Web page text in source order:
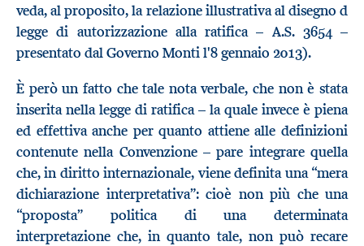
veda, al proposito, la relazione illustrativa al disegno d
legge di autorizzazione alla ratifica – A.S. 3654 –
presentato dal Governo Monti l'8 gennaio 2013).
È però un fatto che tale nota verbale, che non è stata
inserita nella legge di ratifica – la quale invece è piena
ed effettiva anche per quanto attiene alle definizioni
contenute nella Convenzione – pare integrare quella
che, in diritto internazionale, viene definita una “mera
dichiarazione interpretativa”: cioè non più che una
“proposta” politica di una determinata
interpretazione che, in quanto tale, non può recare